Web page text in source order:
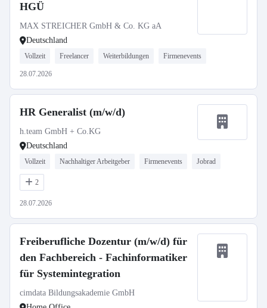
HGÜ
MAX STREICHER GmbH & Co. KG aA
Deutschland
Vollzeit Freelancer Weiterbildungen Firmenevents
28.07.2026
HR Generalist (m/w/d)
h.team GmbH + Co.KG
Deutschland
Vollzeit Nachhaltiger Arbeitgeber Firmenevents Jobrad
2
28.07.2026
Freiberufliche Dozentur (m/w/d) für
den Fachbereich - Fachinformatiker
für Systemintegration
cimdata Bildungsakademie GmbH